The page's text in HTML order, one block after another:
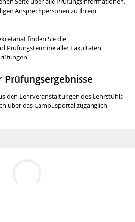
Ansprechpersonen zu Ihrem
finden Sie die
Prüfungstermine aller Fakultäten
Prüfungsergebnisse
den Lehrveranstaltungen des Lehrstuhls
über das Campusportal zugänglich